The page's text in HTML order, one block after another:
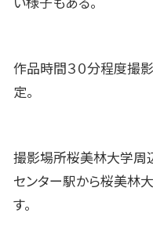
い様子もある。
作品時間３０分程度撮
定。
撮影場所桜美林大学周
センター駅から桜美林
す。